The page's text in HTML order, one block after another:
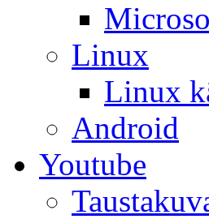
Linux
Linux
Android
Youtube